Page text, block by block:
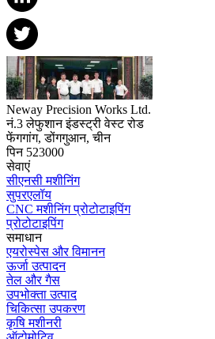
Neway Precision Works Ltd.
नं.3 लेफुशान इंडस्ट्री वेस्ट रोड
फेंगगांग, डोंगगुआन, चीन
पिन 523000
सेवाएं
सीएनसी मशीनिंग
सुपरएलॉय
CNC मशीनिंग प्रोटोटाइपिंग
प्रोटोटाइपिंग
समाधान
एयरोस्पेस और विमानन
ऊर्जा उत्पादन
तेल और गैस
उपभोक्ता उत्पाद
चिकित्सा उपकरण
कृषि मशीनरी